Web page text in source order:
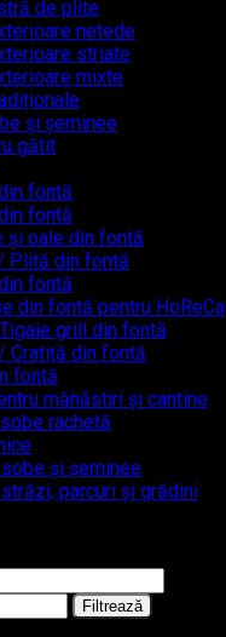
de plite
netede
striate
mixte
și șeminee
gătit
fontă
fontă
și oale din fontă
Plită din fontă
fontă
din fontă pentru HoReCa
grill din fontă
Cratiță din fontă
fontă
mănăstiri și cantine
rachetă
și șeminee
parcuri și grădini
Filtrează